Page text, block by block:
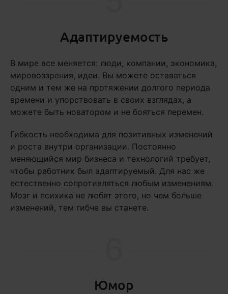
Адаптируемость
В мире все меняется: люди, компании, экономика,
мировоззрения, идеи. Вы можете оставаться
одним и тем же на протяжении долгого периода
времени и упорствовать в своих взглядах, а
можете быть новатором и не бояться перемен.
Гибкость необходима для позитивных изменений
и роста внутри организации. Постоянно
меняющийся мир бизнеса и технологий требует,
чтобы работник был адаптируемый. Для нас же
естественно сопротивляться любым изменениям.
Мозг и психика не любят этого, но чем больше
изменений, тем гибче вы станете.
Юмор